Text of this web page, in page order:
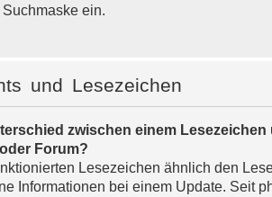
ein.
und Lesezeichen
zwischen einem
Forum?
Lesezeichen ähnlich den
Informationen bei einem Update. Seit